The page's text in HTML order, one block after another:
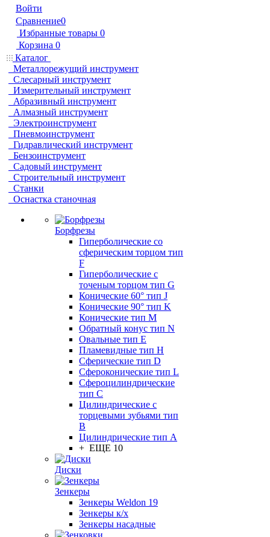
Войти
Сравнение0
Избранные товары 0
Корзина 0
Каталог
Металлорежущий инструмент
Слесарный инструмент
Измерительный инструмент
Абразивный инструмент
Алмазный инструмент
Электроинструмент
Пневмоинструмент
Гидравлический инструмент
Бензоинструмент
Садовый инструмент
Строительный инструмент
Станки
Оснастка станочная
Борфрезы
Гиперболические cо
сферическим торцом тип
F
Гиперболические с
точеным торцом тип G
Конические 60° тип J
Конические 90° тип K
Конические тип M
Обратный конус тип N
Овальные тип E
Пламевидные тип H
Сферические тип D
Сфероконические тип L
Сфероцилиндрические
тип C
Цилиндрические с
торцевыми зубьями тип
B
Цилиндрические тип А
+ ЕЩЕ 10
Диски
Зенкеры
Зенкеры Weldon 19
Зенкеры к/х
Зенкеры насадные